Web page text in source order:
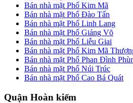
Bán nhà mặt Phố Kim Mã
Bán nhà mặt Phố Đào Tấn
Bán nhà mặt Phố Linh Lang
Bán nhà mặt Phố Giảng Võ
Bán nhà mặt Phố Liễu Giai
Bán nhà mặt Phố Kim Mã
Bán nhà mặt Phố Phan Đình
Bán nhà mặt Phố Núi Trúc
Bán nhà mặt Phố Cao Bá Quát
Quận Hoàn kiếm